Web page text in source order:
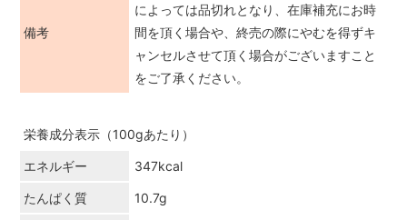
備考
によっては品切れとなり、在庫補充にお時
間を頂く場合や、終売の際にやむを得ずキ
ャンセルさせて頂く場合がございますこと
をご了承ください。
栄養成分表示（100gあたり）
エネルギー 347kcal
たんぱく質 10.7g